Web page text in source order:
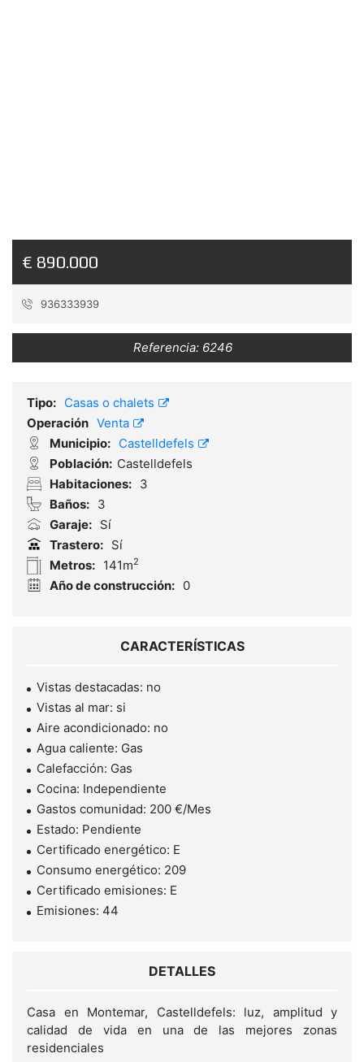
€ 890.000
936333939
Referencia: 6246
Tipo: Casas o chalets
Operación Venta
Municipio: Castelldefels
Población: Castelldefels
Habitaciones: 3
Baños: 3
Garaje: Sí
Trastero: Sí
Metros: 141m2
Año de construcción: 0
CARACTERÍSTICAS
Vistas destacadas: no
Vistas al mar: si
Aire acondicionado: no
Agua caliente: Gas
Calefacción: Gas
Cocina: Independiente
Gastos comunidad: 200 €/Mes
Estado: Pendiente
Certificado energético: E
Consumo energético: 209
Certificado emisiones: E
Emisiones: 44
DETALLES
Casa en Montemar, Castelldefels: luz, amplitud y
calidad de vida en una de las mejores zonas
residenciales